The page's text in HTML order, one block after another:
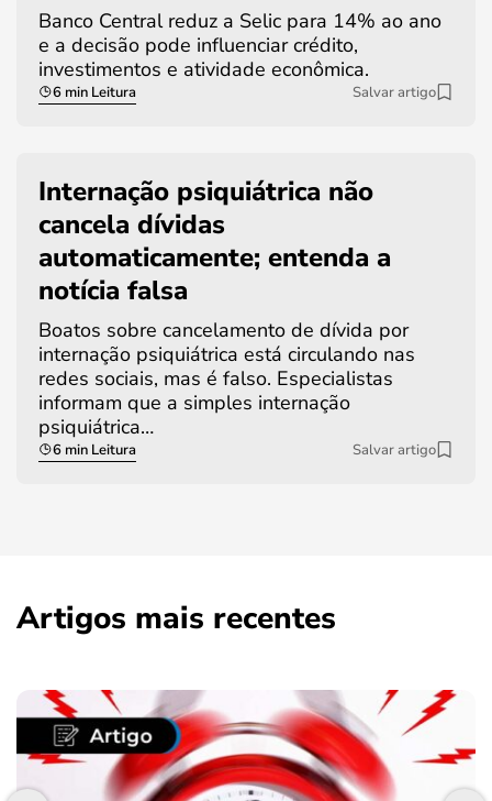
Banco Central reduz a Selic para 14% ao ano
e a decisão pode influenciar crédito,
investimentos e atividade econômica.
6 min Leitura Salvar artigo
Internação psiquiátrica não
cancela dívidas
automaticamente; entenda a
notícia falsa
Boatos sobre cancelamento de dívida por
internação psiquiátrica está circulando nas
redes sociais, mas é falso. Especialistas
informam que a simples internação
psiquiátrica…
6 min Leitura Salvar artigo
Artigos mais recentes